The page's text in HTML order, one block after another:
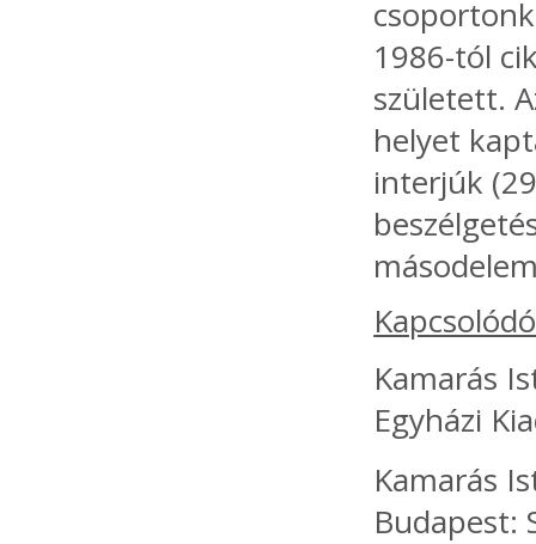
1986-tól
született.
helyet
interjúk
Kamarás
Egyházi
Kamarás
Budapest: